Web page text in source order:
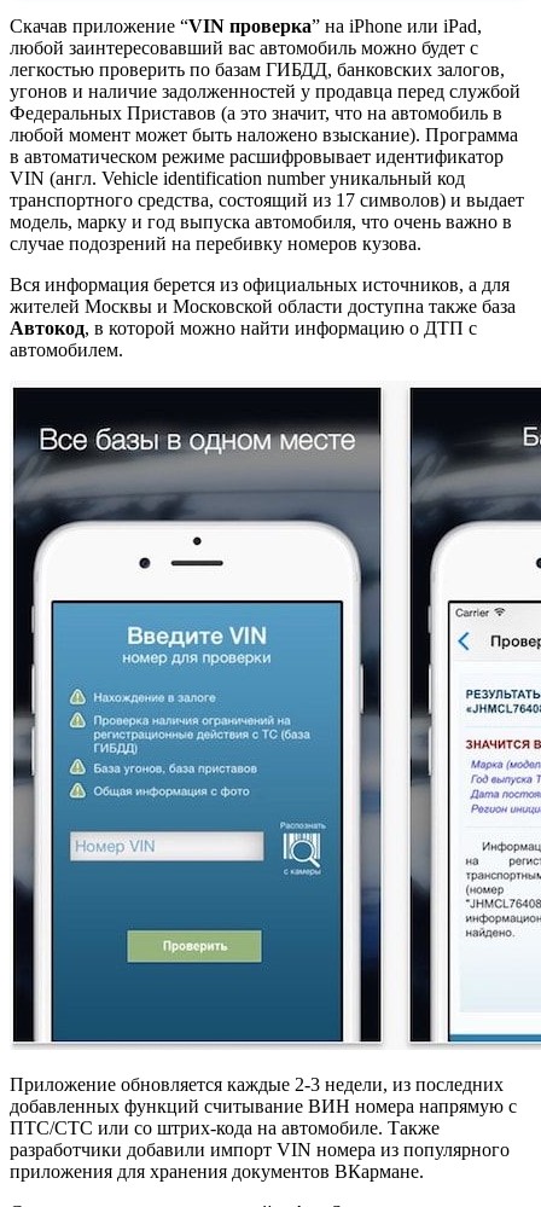
Скачав приложение “VIN проверка” на iPhone или iPad,
любой заинтересовавший вас автомобиль можно будет с
легкостью проверить по базам ГИБДД, банковских залогов,
угонов и наличие задолженностей у продавца перед службой
Федеральных Приставов (а это значит, что на автомобиль в
любой момент может быть наложено взыскание). Программа
в автоматическом режиме расшифровывает идентификатор
VIN (англ. Vehicle identification number уникальный код
транспортного средства, состоящий из 17 символов) и выдает
модель, марку и год выпуска автомобиля, что очень важно в
случае подозрений на перебивку номеров кузова.
Вся информация берется из официальных источников, а для
жителей Москвы и Московской области доступна также база
Автокод, в которой можно найти информацию о ДТП с
автомобилем.
Приложение обновляется каждые 2-3 недели, из последних
добавленных функций считывание ВИН номера напрямую с
ПТС/СТС или со штрих-кода на автомобиле. Также
разработчики добавили импорт VIN номера из популярного
приложения для хранения документов ВКармане.